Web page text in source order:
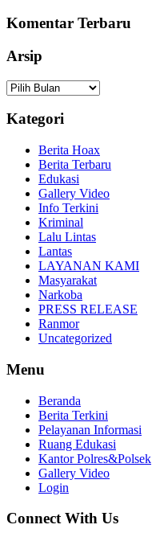
Komentar Terbaru
Arsip
Arsip
Kategori
Berita Hoax
Berita Terbaru
Edukasi
Gallery Video
Info Terkini
Kriminal
Lalu Lintas
Lantas
LAYANAN KAMI
Masyarakat
Narkoba
PRESS RELEASE
Ranmor
Uncategorized
Menu
Beranda
Berita Terkini
Pelayanan Informasi
Ruang Edukasi
Kantor Polres&Polsek
Gallery Video
Login
Connect With Us